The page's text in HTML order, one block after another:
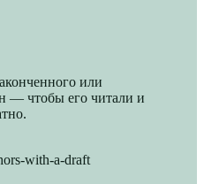
или
— чтобы его читали и
with-a-draft